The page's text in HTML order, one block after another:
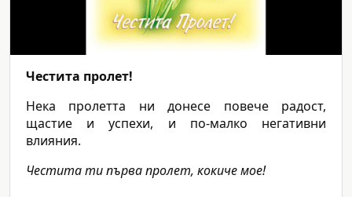
Честита пролет!
Нека пролетта ни донесе повече радост,
щастие и успехи, и по-малко негативни
влияния.
Честита ти първа пролет, кокиче мое!